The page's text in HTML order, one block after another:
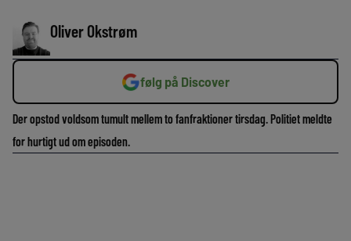
Oliver Okstrøm
følg på Discover
Der opstod voldsom tumult mellem to fanfraktioner tirsdag. Politiet meldte
for hurtigt ud om episoden.